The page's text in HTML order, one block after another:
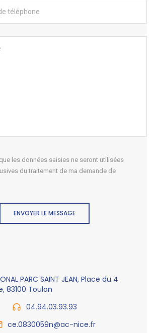
les données saisies ne seront utilisées
du traitement de ma demande de
ENVOYER LE MESSAGE
PARC SAINT JEAN, Place du 4
83100 Toulon
04.94.03.93.93
ce.0830059n@ac-nice.fr